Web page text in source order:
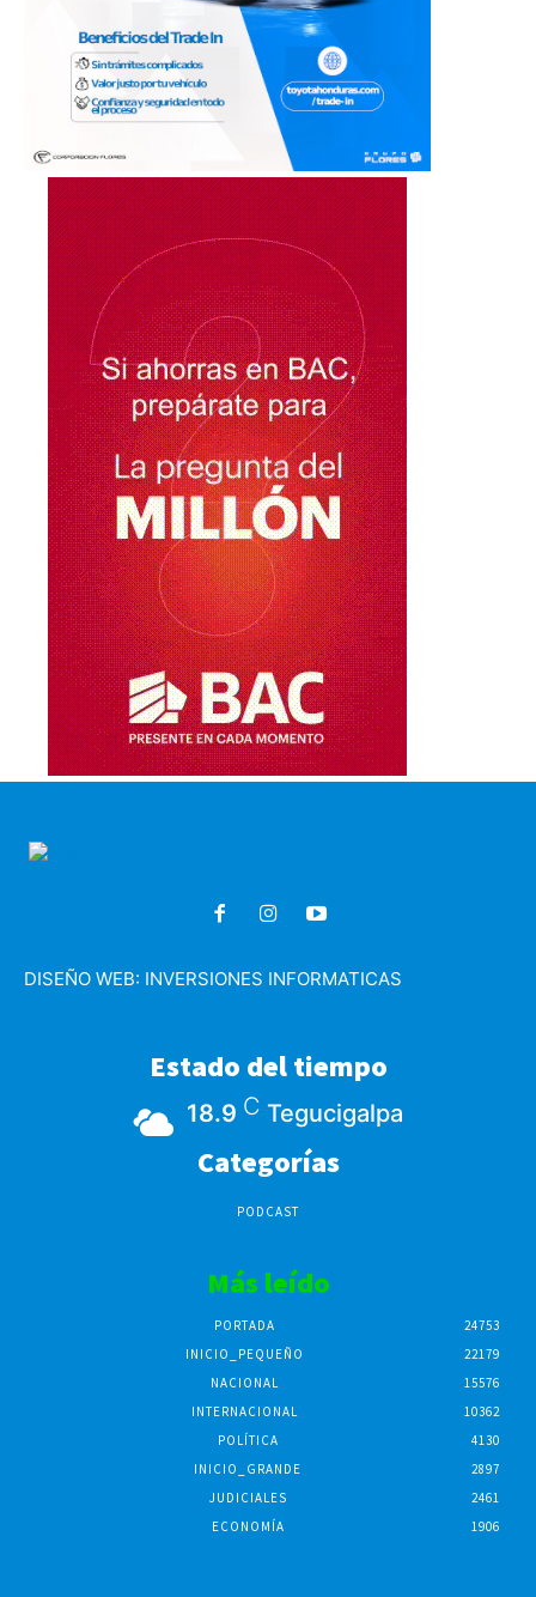
DISEÑO WEB: INVERSIONES INFORMATICAS
Estado del tiempo
18.9 C Tegucigalpa
Categorías
PODCAST
Más leído
PORTADA
24753
INICIO_PEQUEÑO
22179
NACIONAL
15576
INTERNACIONAL
10362
POLÍTICA
4130
INICIO_GRANDE
2897
JUDICIALES
2461
ECONOMÍA
1906